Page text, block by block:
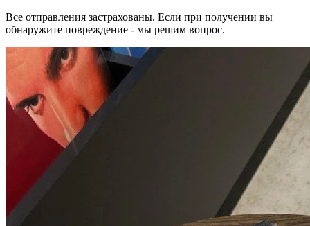
Все отправления застрахованы. Если при получении вы
обнаружите повреждение - мы решим вопрос.